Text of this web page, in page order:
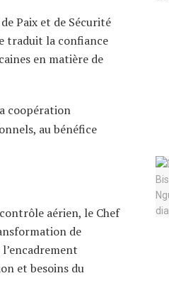
Paix et de Sécurité
traduit la confiance
en matière de
coopération
au bénéfice
aérien, le Chef
de
et besoins du